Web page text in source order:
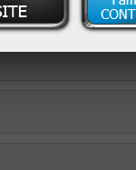
commander un rappel.